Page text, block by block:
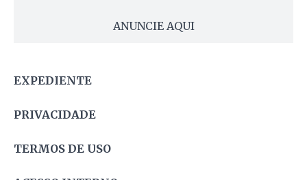
ANUNCIE AQUI
EXPEDIENTE
PRIVACIDADE
TERMOS DE USO